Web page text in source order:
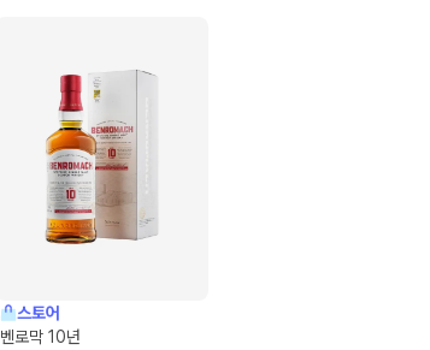
스토어
벤로막 10년